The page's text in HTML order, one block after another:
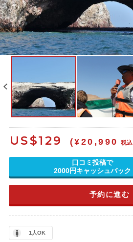
US$129 (¥20,990 税込
口コミ投稿で
2000円キャッシュバック
予約に進む
1人OK